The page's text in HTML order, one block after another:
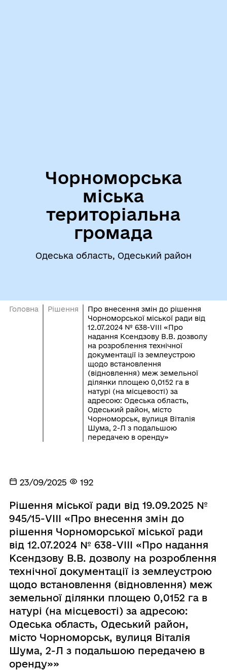
Чорноморська
міська
територіальна
громада
Одеська область, Одеський район
Головна Рішення
Про внесення змін до рішення
Чорноморської міської ради від
12.07.2024 № 638-VIII «Про
надання Ксендзову В.В. дозволу
на розроблення технічної
документації із землеустрою
щодо встановлення
(відновлення) меж земельної
ділянки площею 0,0152 га в
натурі (на місцевості) за
адресою: Одеська область,
Одеський район, місто
Чорноморськ, вулиця Віталія
Шума, 2-Л з подальшою
передачею в оренду»
23/09/2025 192
Рішення міської ради від 19.09.2025 №
945/15-VIII «Про внесення змін до
рішення Чорноморської міської ради
від 12.07.2024 № 638-VIII «Про надання
Ксендзову В.В. дозволу на розроблення
технічної документації із землеустрою
щодо встановлення (відновлення) меж
земельної ділянки площею 0,0152 га в
натурі (на місцевості) за адресою:
Одеська область, Одеський район,
місто Чорноморськ, вулиця Віталія
Шума, 2-Л з подальшою передачею в
оренду»»